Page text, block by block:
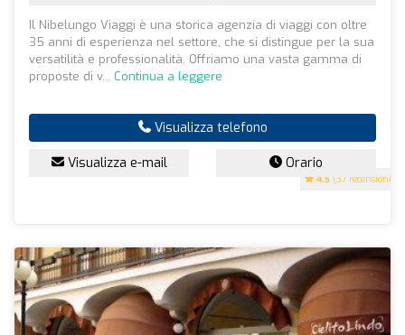
4.5 (37 recensioni)
Il Nibelungo Viaggi è una storica agenzia di viaggi con oltre
35 anni di esperienza nel settore, che si distingue per la sua
versatilità e professionalità. Offriamo una vasta gamma di
proposte di v... Continua a leggere
Visualizza telefono
Visualizza e-mail Orario